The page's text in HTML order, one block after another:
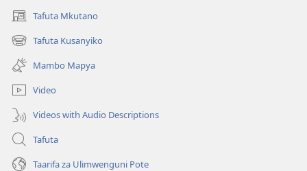
Tafuta Mkutano
(opens
new
window)
Tafuta Kusanyiko
(opens
new
window)
Mambo Mapya
Video
Videos with Audio Descriptions
Tafuta
Taarifa za Ulimwenguni Pote